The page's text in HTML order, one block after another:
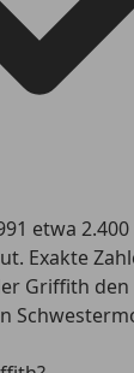
etwa
Exakte
Griffith den